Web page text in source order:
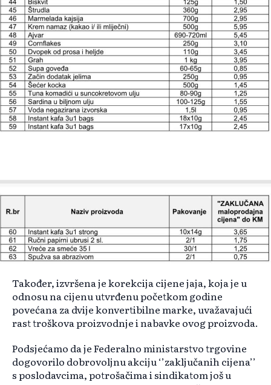
Također, izvršena je korekcija cijene jaja, koja je u
odnosu na cijenu utvrđenu početkom godine
povećana za dvije konvertibilne marke, uvažavajući
rast troškova proizvodnje i nabavke ovog proizvoda.
Podsjećamo da je Federalno ministarstvo trgovine
dogovorilo dobrovoljnu akciju ‘’zaključanih cijena’’
s poslodavcima, potrošačima i sindikatom još u